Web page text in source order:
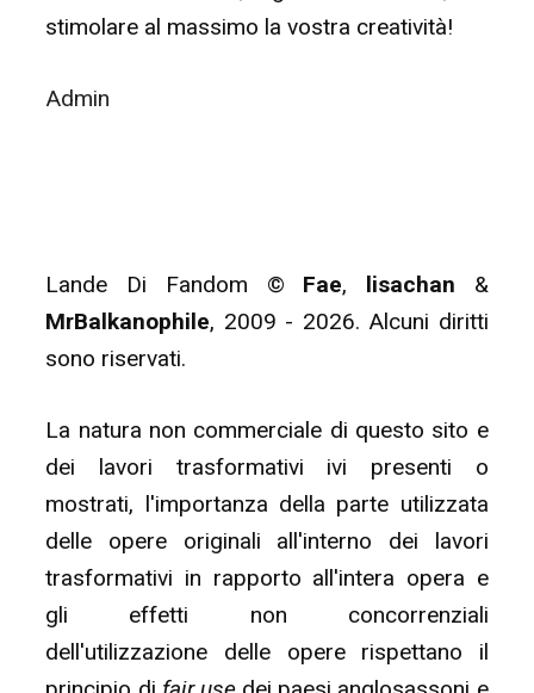
stimolare al massimo la vostra creatività!
Admin
Lande Di Fandom © Fae, lisachan &
MrBalkanophile, 2009 - 2026. Alcuni diritti
sono riservati.
La natura non commerciale di questo sito e
dei lavori trasformativi ivi presenti o
mostrati, l'importanza della parte utilizzata
delle opere originali all'interno dei lavori
trasformativi in rapporto all'intera opera e
gli effetti non concorrenziali
dell'utilizzazione delle opere rispettano il